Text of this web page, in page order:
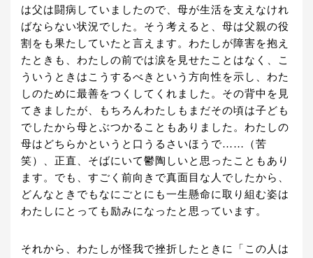
は父は闘病していましたので、母が生活を支えなけれ
ばならない状況でした。そう考えると、母は父親の役
割をも果たしていたと言えます。わたしが障害を抱え
たときも、わたしの前では涙を見せたことはなく、こ
ういうときはこうするべきという方向性を示し、わた
しのために最善をつくしてくれました。その背中を見
てきましたが、もちろんわたしもまだその頃は子ども
でしたから母とぶつかることもありました。わたしの
母はどちらかというと口うるさいほうで……（苦
笑）、正直、そばにいて鬱陶しいと思ったこともあり
ます。でも、すごく前向きで真面目な人でしたから、
どんなときでもなにごとにも一生懸命に取り組む姿は
わたしにとっても励みになったと思っています。
それから、わたしが怪我で挫折したときに「この人は